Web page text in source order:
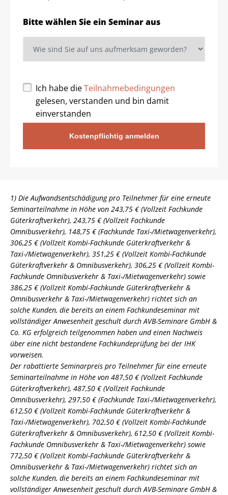
Bitte wählen Sie ein Seminar aus
Ich habe dieTeilnahmebedingungen
gelesen, verstanden und bin damit
einverstanden
Kostenpflichtig anmelden
1) Die Aufwandsentschädigung pro Teilnehmer für eine erneute
Seminarteilnahme in Höhe von 243,75 € (Vollzeit Fachkunde
Güterkraftverkehr), 243,75 € (Vollzeit Fachkunde
Omnibusverkehr), 148,75 € (Fachkunde Taxi-/Mietwagenverkehr),
306,25 € (Vollzeit Kombi-Fachkunde Güterkraftverkehr &
Taxi-/Mietwagenverkehr), 351,25 € (Vollzeit Kombi-Fachkunde
Güterkraftverkehr & Omnibusverkehr), 306,25 € (Vollzeit Kombi-
Fachkunde Omnibusverkehr & Taxi-/Mietwagenverkehr) sowie
386,25 € (Vollzeit Kombi-Fachkunde Güterkraftverkehr &
Omnibusverkehr & Taxi-/Mietwagenverkehr) richtet sich an
solche Kunden, die bereits an einem Fachkundeseminar mit
vollständiger Anwesenheit geschult durch AVB-Seminare GmbH &
Co. KG erfolgreich teilgenommen haben und einen Nachweis
über eine nicht bestandene Fachkundeprüfung bei der IHK
vorweisen.
Der rabattierte Seminarpreis pro Teilnehmer für eine erneute
Seminarteilnahme in Höhe von 487,50 € (Vollzeit Fachkunde
Güterkraftverkehr), 487,50 € (Vollzeit Fachkunde
Omnibusverkehr), 297,50 € (Fachkunde Taxi-/Mietwagenverkehr),
612,50 € (Vollzeit Kombi-Fachkunde Güterkraftverkehr &
Taxi-/Mietwagenverkehr), 702,50 € (Vollzeit Kombi-Fachkunde
Güterkraftverkehr & Omnibusverkehr), 612,50 € (Vollzeit Kombi-
Fachkunde Omnibusverkehr & Taxi-/Mietwagenverkehr) sowie
772,50 € (Vollzeit Kombi-Fachkunde Güterkraftverkehr &
Omnibusverkehr & Taxi-/Mietwagenverkehr) richtet sich an
solche Kunden, die bereits an einem Fachkundeseminar mit
vollständiger Anwesenheit geschult durch AVB-Seminare GmbH &